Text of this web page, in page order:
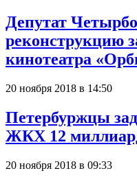
Депутат
реконструкцию
кинотеатра
20 ноября 2018 в 14:50
Петербуржцы
ЖКХ 12
20 ноября 2018 в 09:33